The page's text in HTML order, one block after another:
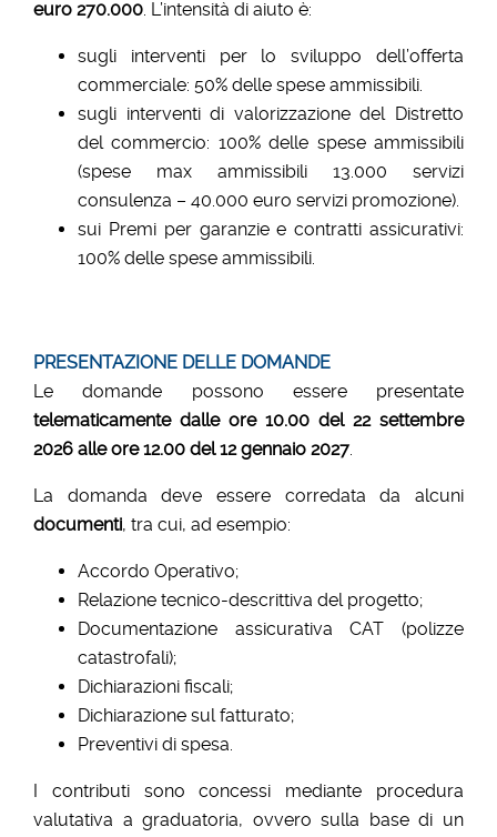
euro 270.000. L’intensità di aiuto è:
sugli interventi per lo sviluppo dell’offerta
commerciale: 50% delle spese ammissibili.
sugli interventi di valorizzazione del Distretto
del commercio: 100% delle spese ammissibili
(spese max ammissibili 13.000 servizi
consulenza – 40.000 euro servizi promozione ).
sui Premi per garanzie e contratti assicurativi:
100% delle spese ammissibili.
PRESENTAZIONE DELLE DOMANDE
Le domande possono essere presentate
telematicamente dalle ore 10.00 del 22 settembre
2026 alle ore 12.00 del 12 gennaio 2027.
La domanda deve essere corredata da alcuni
documenti, tra cui, ad esempio:
Accordo Operativo;
Relazione tecnico-descrittiva del progetto;
Documentazione assicurativa CAT (polizze
catastrofali);
Dichiarazioni fiscali;
Dichiarazione sul fatturato;
Preventivi di spesa.
I contributi sono concessi mediante procedura
valutativa a graduatoria, ovvero sulla base di un